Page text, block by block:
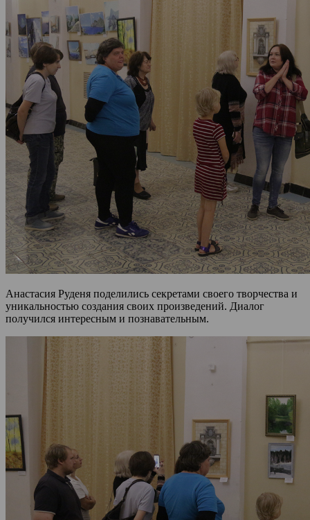
Анастасия Руденя поделились секретами своего творчества и
уникальностью создания своих произведений. Диалог
получился интересным и познавательным.